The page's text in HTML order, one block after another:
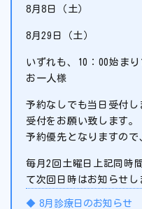
8月8日（土）
8月29日（土）
いずれも、10：00始ま
お一人様
予約なしでも当日受付し
受付をお願い致します。
予約優先となりますので
毎月2回土曜日上記同時
て次回日時はお知らせし
8月診療日のお知らせ